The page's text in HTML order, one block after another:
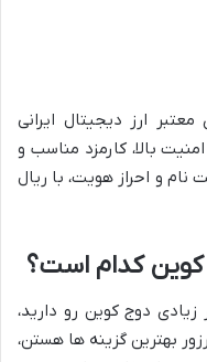
ارز دیجیتال ایرانی
بالا، کارمزد مناسب و
و احراز هویت، با ریال
کوین کدام است؟
دوج کوین رو دارید،
بهترین گزینه ها هستن،